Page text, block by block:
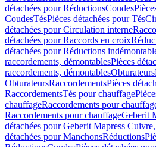
détachées pour RéductionsCoudes
CoudesTésPièces détachées pour Tés
détachées pour Circulation interne
détachées pour Raccords en croix
détachées pour Réductions
raccordements, démontablesPièces
raccordements, démontablesObturateurs
ObturateursRaccordementsPièces
RaccordementsTés pour chauffage
chauffageRaccordements pour
Raccordements pour chauffageGeberit
détachées pour Geberit Mapress
détachées pour ManchonsRéductions